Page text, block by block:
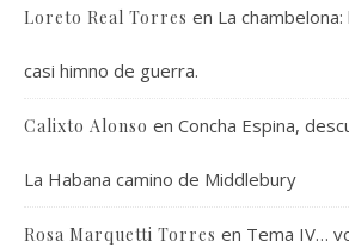
Loreto Real Torres en La
casi himno de guerra.
Calixto Alonso en Concha Espina,
La Habana camino de Middlebury
Rosa Marquetti Torres en Tema IV…